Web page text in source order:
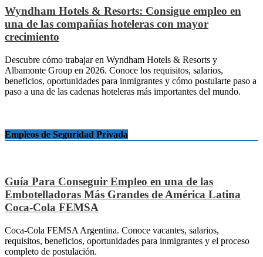
Wyndham Hotels & Resorts: Consigue empleo en
una de las compañías hoteleras con mayor
crecimiento
Descubre cómo trabajar en Wyndham Hotels & Resorts y
Albamonte Group en 2026. Conoce los requisitos, salarios,
beneficios, oportunidades para inmigrantes y cómo postularte paso a
paso a una de las cadenas hoteleras más importantes del mundo.
Empleos de Seguridad Privada
Guía Para Conseguir Empleo en una de las
Embotelladoras Más Grandes de América Latina
Coca-Cola FEMSA
Coca-Cola FEMSA Argentina. Conoce vacantes, salarios,
requisitos, beneficios, oportunidades para inmigrantes y el proceso
completo de postulación.